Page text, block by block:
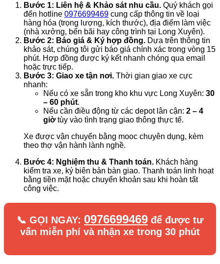
Bước 1: Liên hệ & Khảo sát nhu cầu. Quý khách gọi
đến hotline 0976699469 cung cấp thông tin về loại
hàng hóa (trọng lượng, kích thước), địa điểm làm việc
(nhà xưởng, bến bãi hay công trình tại Long Xuyên).
Bước 2: Báo giá & Ký hợp đồng. Dựa trên thông tin
khảo sát, chúng tôi gửi báo giá chính xác trong vòng 15
phút. Hợp đồng được ký kết nhanh chóng qua email
hoặc trực tiếp.
Bước 3: Giao xe tận nơi. Thời gian giao xe cực
nhanh:
Nếu có xe sẵn trong kho khu vực Long Xuyên: 30
– 60 phút.
Nếu cần điều động từ các depot lân cận: 2 – 4
giờtùy vào tình trạng giao thông thực tế.
Xe được vận chuyển bằng mooc chuyên dụng, kèm
theo thợ vận hành lành nghề.
Bước 4: Nghiệm thu & Thanh toán. Khách hàng
kiểm tra xe, ký biên bản bàn giao. Thanh toán linh hoạt
bằng tiền mặt hoặc chuyển khoản sau khi hoàn tất
công việc.
📞 GỌI NGAY: 0976699469 để được tư
vấn miễn phí và nhận xe trong 30 phút